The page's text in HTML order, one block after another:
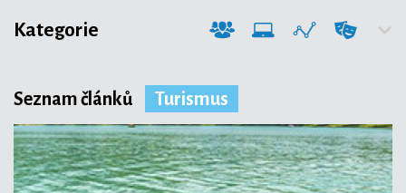
Kategorie
Společnost
Seznam článků Turismus